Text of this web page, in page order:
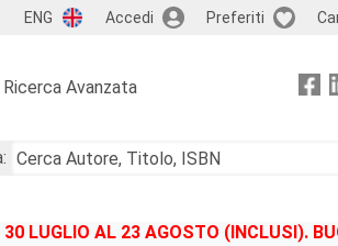
ENG Accedi Preferiti
Ricerca Avanzata
LUGLIO AL 23 AGOSTO (INCLUSI).